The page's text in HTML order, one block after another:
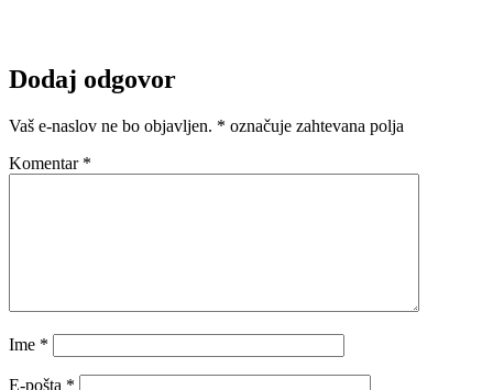
Dodaj odgovor
Vaš e-naslov ne bo objavljen. * označuje zahtevana polja
Komentar *
Ime *
E-pošta *